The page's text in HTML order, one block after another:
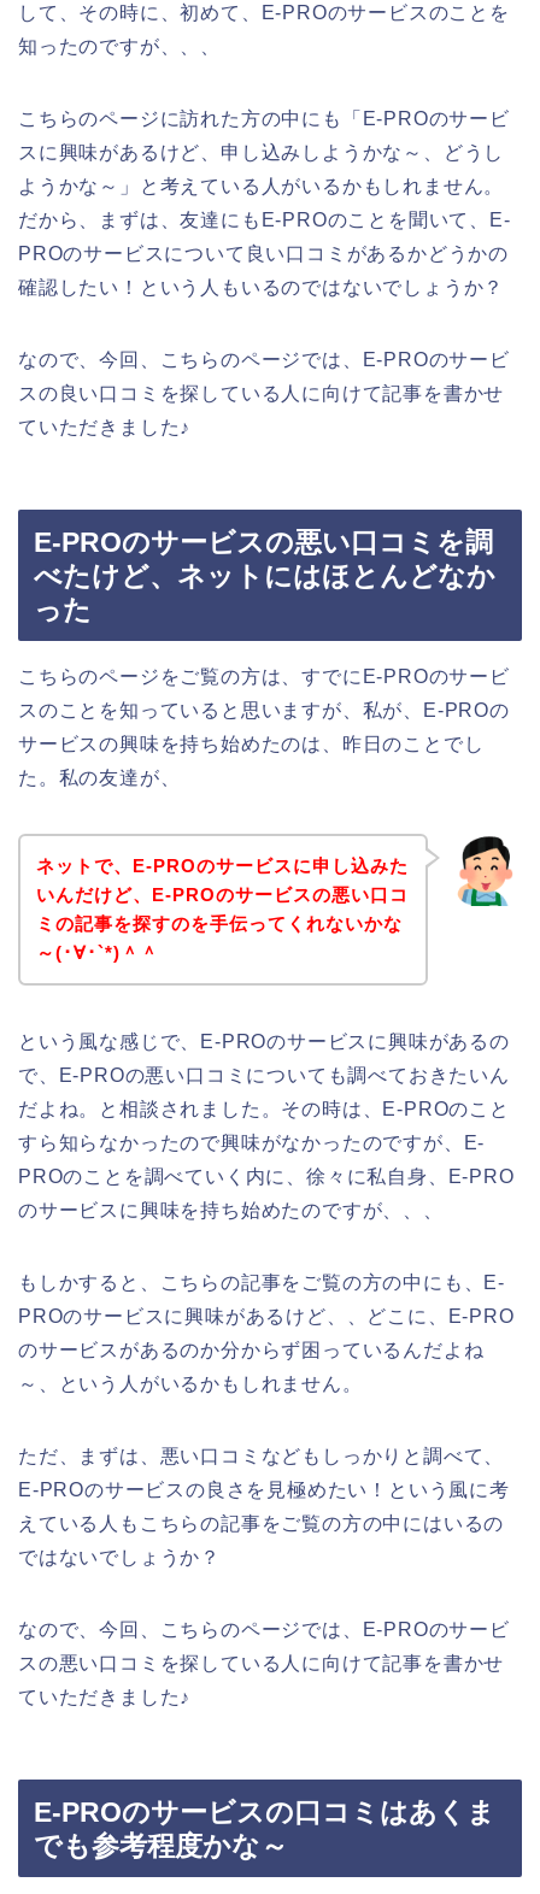
して、その時に、初めて、E-PROのサービスのことを
知ったのですが、、、
こちらのページに訪れた方の中にも「E-PROのサービ
スに興味があるけど、申し込みしようかな～、どうし
ようかな～」と考えている人がいるかもしれません。
だから、まずは、友達にもE-PROのことを聞いて、E-
PROのサービスについて良い口コミがあるかどうかの
確認したい！という人もいるのではないでしょうか？
なので、今回、こちらのページでは、E-PROのサービ
スの良い口コミを探している人に向けて記事を書かせ
ていただきました♪
E-PROのサービスの悪い口コミを調
べたけど、ネットにはほとんどなか
った
こちらのページをご覧の方は、すでにE-PROのサービ
スのことを知っていると思いますが、私が、E-PROの
サービスの興味を持ち始めたのは、昨日のことでし
た。私の友達が、
ネットで、E-PROのサービスに申し込みた
いんだけど、E-PROのサービスの悪い口コ
ミの記事を探すのを手伝ってくれないかな
～(･∀･`*)＾＾
という風な感じで、E-PROのサービスに興味があるの
で、E-PROの悪い口コミについても調べておきたいん
だよね。と相談されました。その時は、E-PROのこと
すら知らなかったので興味がなかったのですが、E-
PROのことを調べていく内に、徐々に私自身、E-PRO
のサービスに興味を持ち始めたのですが、、、
もしかすると、こちらの記事をご覧の方の中にも、E-
PROのサービスに興味があるけど、、どこに、E-PRO
のサービスがあるのか分からず困っているんだよね
～、という人がいるかもしれません。
ただ、まずは、悪い口コミなどもしっかりと調べて、
E-PROのサービスの良さを見極めたい！という風に考
えている人もこちらの記事をご覧の方の中にはいるの
ではないでしょうか？
なので、今回、こちらのページでは、E-PROのサービ
スの悪い口コミを探している人に向けて記事を書かせ
ていただきました♪
E-PROのサービスの口コミはあくま
でも参考程度かな～